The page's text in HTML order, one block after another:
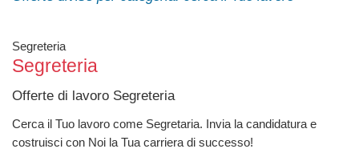
Segreteria
Segreteria
Offerte di lavoro Segreteria
Cerca il Tuo lavoro come Segretaria. Invia la candidatura e
costruisci con Noi la Tua carriera di successo!